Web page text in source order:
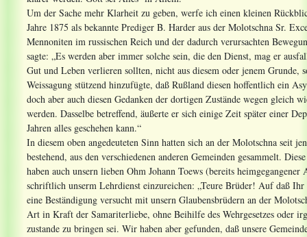
Um der Sache mehr Klarheit zu geben, werfe ich einen kleinen
Jahre 1875 als bekannte Prediger B. Harder aus der Molotschna Sr.
Mennoniten im russischen Reich und der dadurch verursachten
sagte: „Es werden aber immer solche sein, die den Dienst, mag er
Gut und Leben verlieren sollten, nicht aus diesem oder jenem
Weissagung stützend hinzufügte, daß Rußland diesen hoffentlich ein
doch aber auch diesen Gedanken der dortigen Zustände wegen gleich
werden. Dasselbe betreffend, äußerte er sich einige Zeit später einer
Jahren alles geschehen kann.“
In diesem oben angedeuteten Sinn hatten sich an der Molotschna seit
bestehend, aus den verschiedenen anderen Gemeinden gesammelt.
haben auch unsern lieben Ohm Johann Toews (bereits
schriftlich unserm Lehrdienst einzureichen: „Teure Brüder! Auf daß
eine Beständigung versucht mit unsern Glaubensbrüdern an der
Art in Kraft der Samariterliebe, ohne Beihilfe des Wehrgesetzes oder
zustande zu bringen sei. Wir haben aber gefunden, daß unsere